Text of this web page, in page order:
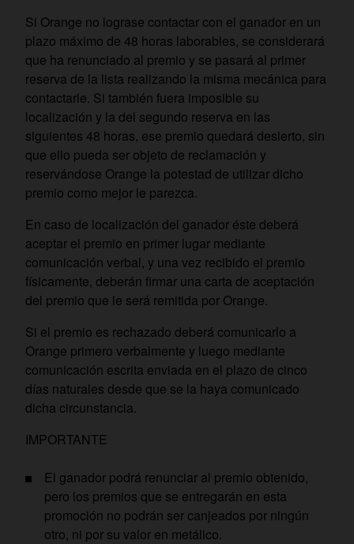
Si Orange no lograse contactar con el ganador en un
plazo máximo de 48 horas laborables, se considerará
que ha renunciado al premio y se pasará al primer
reserva de la lista realizando la misma mecánica para
contactarle. Si también fuera imposible su
localización y la del segundo reserva en las
siguientes 48 horas, ese premio quedará desierto, sin
que ello pueda ser objeto de reclamación y
reservándose Orange la potestad de utilizar dicho
premio como mejor le parezca.
En caso de localización del ganador éste deberá
aceptar el premio en primer lugar mediante
comunicación verbal, y una vez recibido el premio
físicamente, deberán firmar una carta de aceptación
del premio que le será remitida por Orange.
Si el premio es rechazado deberá comunicarlo a
Orange primero verbalmente y luego mediante
comunicación escrita enviada en el plazo de cinco
días naturales desde que se la haya comunicado
dicha circunstancia.
IMPORTANTE
El ganador podrá renunciar al premio obtenido,
pero los premios que se entregarán en esta
promoción no podrán ser canjeados por ningún
otro, ni por su valor en metálico.